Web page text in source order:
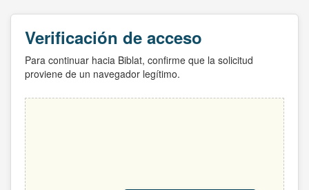
Verificación de acceso
Para continuar hacia Biblat, confirme que la solicitud
proviene de un navegador legítimo.